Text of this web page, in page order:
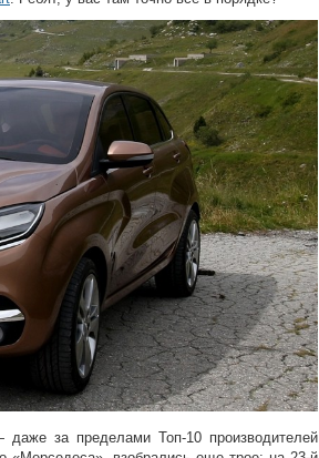
за пределами Топ-10 производителей